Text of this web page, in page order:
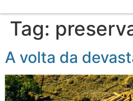
Tag:
A volta da